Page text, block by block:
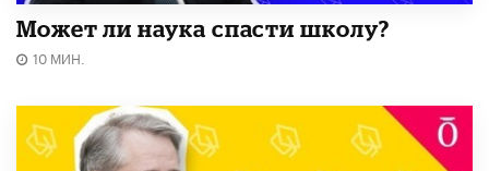
Может ли наука спасти школу?
10 МИН.